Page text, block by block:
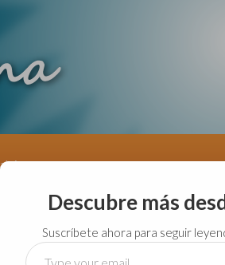
Descubre más
Suscríbete ahora para seguir
Type